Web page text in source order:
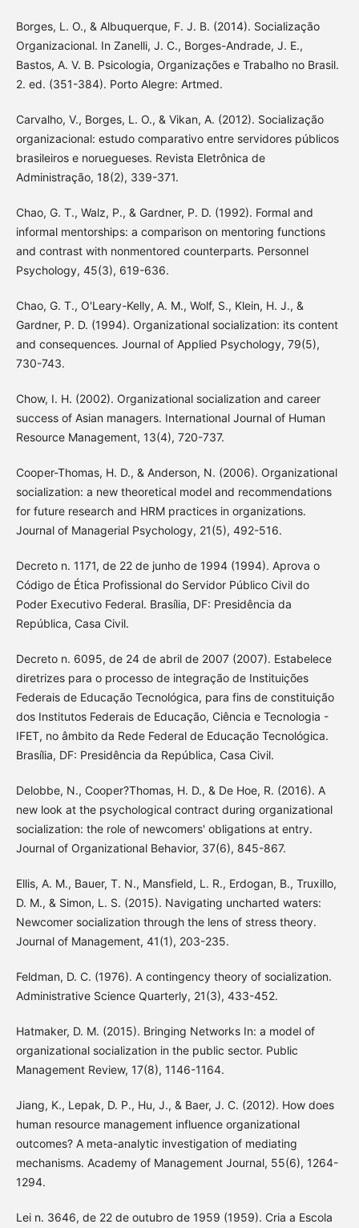
Borges, L. O., & Albuquerque, F. J. B. (2014). Socialização
Organizacional. In Zanelli, J. C., Borges-Andrade, J. E.,
Bastos, A. V. B. Psicologia, Organizações e Trabalho no Brasil.
2. ed. (351-384). Porto Alegre: Artmed.
Carvalho, V., Borges, L. O., & Vikan, A. (2012). Socialização
organizacional: estudo comparativo entre servidores públicos
brasileiros e noruegueses. Revista Eletrônica de
Administração, 18(2), 339-371.
Chao, G. T., Walz, P., & Gardner, P. D. (1992). Formal and
informal mentorships: a comparison on mentoring functions
and contrast with nonmentored counterparts. Personnel
Psychology, 45(3), 619-636.
Chao, G. T., O'Leary-Kelly, A. M., Wolf, S., Klein, H. J., &
Gardner, P. D. (1994). Organizational socialization: its content
and consequences. Journal of Applied Psychology, 79(5),
730-743.
Chow, I. H. (2002). Organizational socialization and career
success of Asian managers. International Journal of Human
Resource Management, 13(4), 720-737.
Cooper-Thomas, H. D., & Anderson, N. (2006). Organizational
socialization: a new theoretical model and recommendations
for future research and HRM practices in organizations.
Journal of Managerial Psychology, 21(5), 492-516.
Decreto n. 1171, de 22 de junho de 1994 (1994). Aprova o
Código de Ética Profissional do Servidor Público Civil do
Poder Executivo Federal. Brasília, DF: Presidência da
República, Casa Civil.
Decreto n. 6095, de 24 de abril de 2007 (2007). Estabelece
diretrizes para o processo de integração de Instituições
Federais de Educação Tecnológica, para fins de constituição
dos Institutos Federais de Educação, Ciência e Tecnologia -
IFET, no âmbito da Rede Federal de Educação Tecnológica.
Brasília, DF: Presidência da República, Casa Civil.
Delobbe, N., Cooper?Thomas, H. D., & De Hoe, R. (2016). A
new look at the psychological contract during organizational
socialization: the role of newcomers' obligations at entry.
Journal of Organizational Behavior, 37(6), 845-867.
Ellis, A. M., Bauer, T. N., Mansfield, L. R., Erdogan, B., Truxillo,
D. M., & Simon, L. S. (2015). Navigating uncharted waters:
Newcomer socialization through the lens of stress theory.
Journal of Management, 41(1), 203-235.
Feldman, D. C. (1976). A contingency theory of socialization.
Administrative Science Quarterly, 21(3), 433-452.
Hatmaker, D. M. (2015). Bringing Networks In: a model of
organizational socialization in the public sector. Public
Management Review, 17(8), 1146-1164.
Jiang, K., Lepak, D. P., Hu, J., & Baer, J. C. (2012). How does
human resource management influence organizational
outcomes? A meta-analytic investigation of mediating
mechanisms. Academy of Management Journal, 55(6), 1264-
1294.
Lei n. 3646, de 22 de outubro de 1959 (1959). Cria a Escola